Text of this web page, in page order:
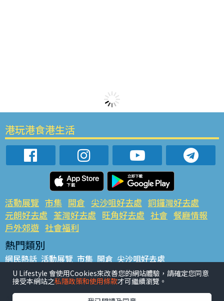
港玩港食港生活
活動展覽 市集 開倉 尖沙咀好去處 銅鑼灣好去處
元朗好去處 荃灣好去處 旺角好去處 社會 餐廳情報
戶外郊遊 社會福利
熱門類別
網民熱話 活動展覽 市集 開倉 尖沙咀好去處
銅鑼灣好去處 元朗好去處 荃灣好去處 旺角好去處 社會
餐廳情報 戶外郊遊
U Lifestyle 會使用Cookies來改善您的網站體驗，請確定您同意
接受本網站之私隱政策和使用條款才可繼續瀏覽。